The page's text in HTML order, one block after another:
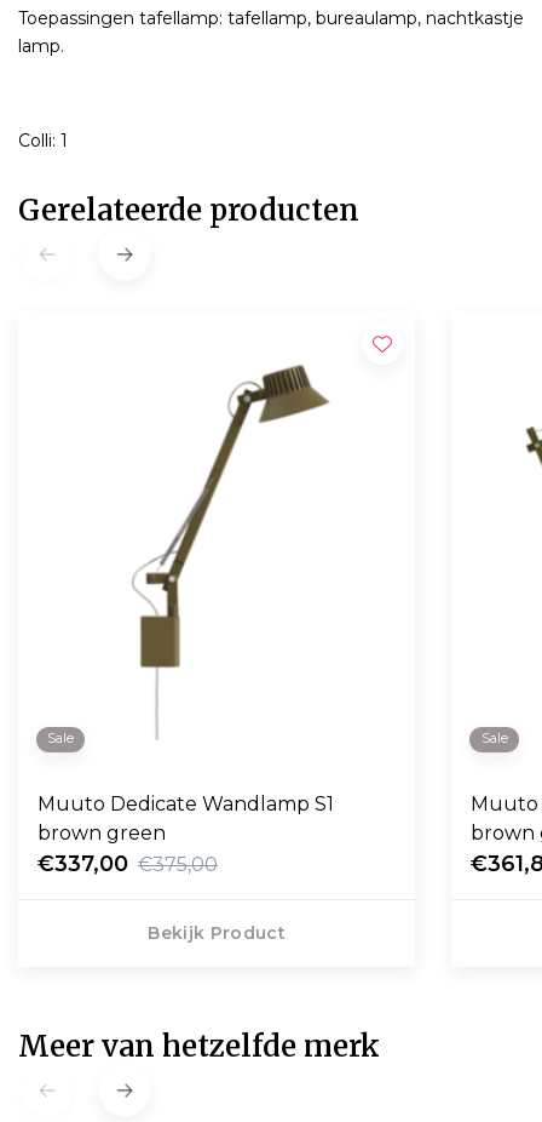
Toepassingen tafellamp: tafellamp, bureaulamp, nachtkastje
lamp.
Colli: 1
Gerelateerde producten
Sale
Muuto Dedicate Wandlamp S1
brown green
€337,00 €375,00
Bekijk Product
Sale
Muuto
brown
Meer van hetzelfde merk